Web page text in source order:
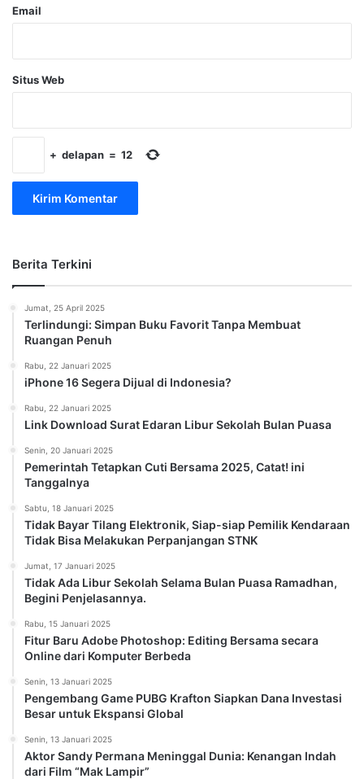
Email
Situs Web
+ delapan = 12
Berita Terkini
Jumat, 25 April 2025
Terlindungi: Simpan Buku Favorit Tanpa Membuat
Ruangan Penuh
Rabu, 22 Januari 2025
iPhone 16 Segera Dijual di Indonesia?
Rabu, 22 Januari 2025
Link Download Surat Edaran Libur Sekolah Bulan Puasa
Senin, 20 Januari 2025
Pemerintah Tetapkan Cuti Bersama 2025, Catat! ini
Tanggalnya
Sabtu, 18 Januari 2025
Tidak Bayar Tilang Elektronik, Siap-siap Pemilik Kendaraan
Tidak Bisa Melakukan Perpanjangan STNK
Jumat, 17 Januari 2025
Tidak Ada Libur Sekolah Selama Bulan Puasa Ramadhan,
Begini Penjelasannya.
Rabu, 15 Januari 2025
Fitur Baru Adobe Photoshop: Editing Bersama secara
Online dari Komputer Berbeda
Senin, 13 Januari 2025
Pengembang Game PUBG Krafton Siapkan Dana Investasi
Besar untuk Ekspansi Global
Senin, 13 Januari 2025
Aktor Sandy Permana Meninggal Dunia: Kenangan Indah
dari Film “Mak Lampir”